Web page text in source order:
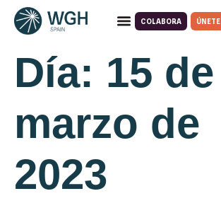
COLABORA ÚNETE
Día: 15 de
marzo de
2023